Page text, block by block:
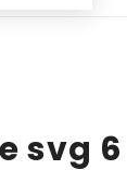
svg 6